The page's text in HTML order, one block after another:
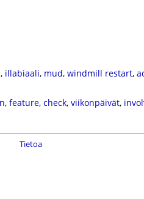
, illabiaali, mud, windmill restart,
, feature, check, viikonpäivät,
Tietoa